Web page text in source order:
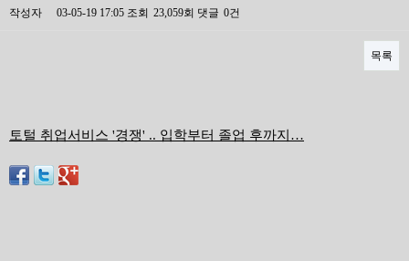
작성자 03-05-19 17:05 조회 23,059회 댓글 0건
목록
토털 취업서비스 '경쟁' .. 입학부터 졸업 후까지…